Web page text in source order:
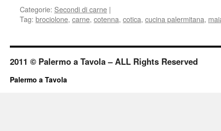
Categorie: Secondi di carne |
Tag: brociolone, carne, cotenna, cotica, cucina palermitana,
2011 © Palermo a Tavola – ALL Rights Reserved
Palermo a Tavola